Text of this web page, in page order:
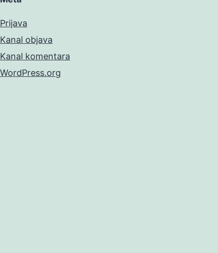
Prijava
Kanal objava
Kanal komentara
WordPress.org